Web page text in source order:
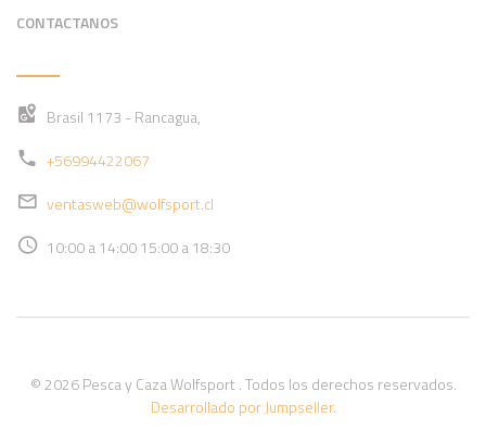
CONTACTANOS
Brasil 1173 - Rancagua,
+56994422067
ventasweb@wolfsport.cl
10:00 a 14:00 15:00 a 18:30
© 2026 Pesca y Caza Wolfsport . Todos los derechos reservados.
Desarrollado por Jumpseller.